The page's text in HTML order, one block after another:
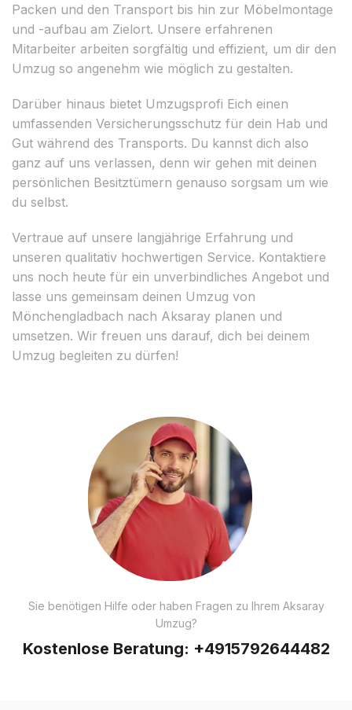
Packen und den Transport bis hin zur Möbelmontage
und -aufbau am Zielort. Unsere erfahrenen
Mitarbeiter arbeiten sorgfältig und effizient, um dir den
Umzug so angenehm wie möglich zu gestalten.
Darüber hinaus bietet Umzugsprofi Eich einen
umfassenden Versicherungsschutz für dein Hab und
Gut während des Transports. Du kannst dich also
ganz auf uns verlassen, denn wir gehen mit deinen
persönlichen Besitztümern genauso sorgsam um wie
du selbst.
Vertraue auf unsere langjährige Erfahrung und
unseren qualitativ hochwertigen Service. Kontaktiere
uns noch heute für ein unverbindliches Angebot und
lasse uns gemeinsam deinen Umzug von
Mönchengladbach nach Aksaray planen und
umsetzen. Wir freuen uns darauf, dich bei deinem
Umzug begleiten zu dürfen!
Sie benötigen Hilfe oder haben Fragen zu Ihrem Aksaray
Umzug?
Kostenlose Beratung: +4915792644482